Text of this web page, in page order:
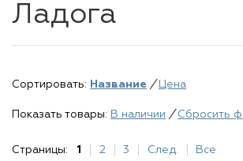
Ладога
Сортировать: Название / Цена
Показать товары: В наличии / Сбросить
Страницы: 1 2 3 След. Все